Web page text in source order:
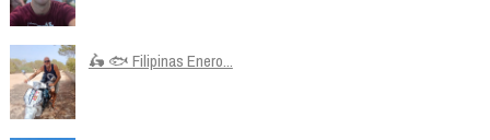
🛵 🐟 Filipinas Enero...